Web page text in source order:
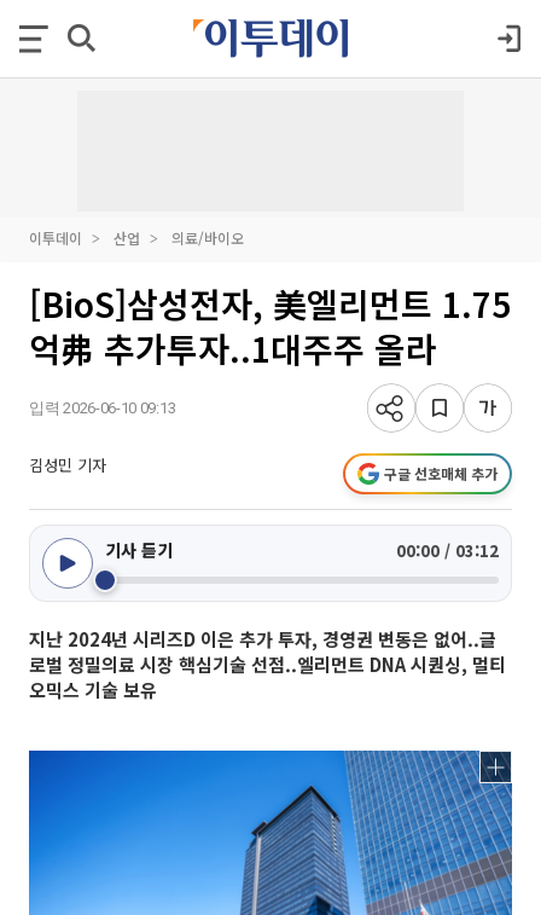
이투데이 산업 의료/바이오
[BioS]삼성전자, 美엘리먼트 1.75
억弗 추가투자..1대주주 올라
입력 2026-06-10 09:13
김성민 기자 구글 선호매체 추가
기사 듣기 00:00 / 03:12
지난 2024년 시리즈D 이은 추가 투자, 경영권 변동은 없어..글
로벌 정밀의료 시장 핵심기술 선점..엘리먼트 DNA 시퀀싱, 멀티
오믹스 기술 보유